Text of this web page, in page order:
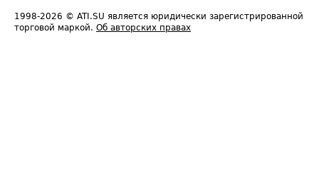
1998-2026 © ATI.SU является юридически зарегистрированной
торговой маркой. Об авторских правах